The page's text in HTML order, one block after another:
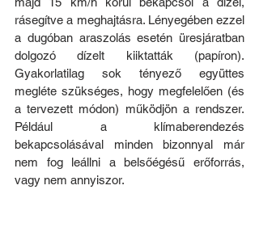
rásegítve a meghajtásra. Lényegében ezzel
a dugóban araszolás esetén üresjáratban
dolgozó dízelt kiiktatták (papíron).
Gyakorlatilag sok tényező együttes
megléte szükséges, hogy megfelelően (és
a tervezett módon) működjön a rendszer.
Például a klímaberendezés
bekapcsolásával minden bizonnyal már
nem fog leállni a belsőégésű erőforrás,
vagy nem annyiszor.